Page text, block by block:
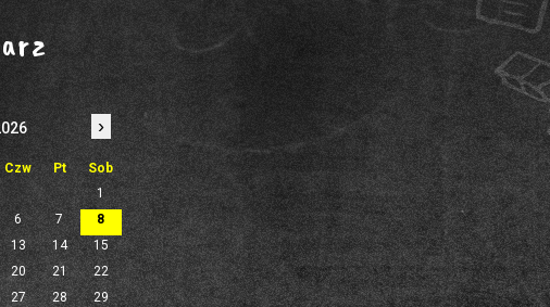
›
Czw Pt
Sob
1
6 7
8
13 14
15
20 21
22
27 28
29